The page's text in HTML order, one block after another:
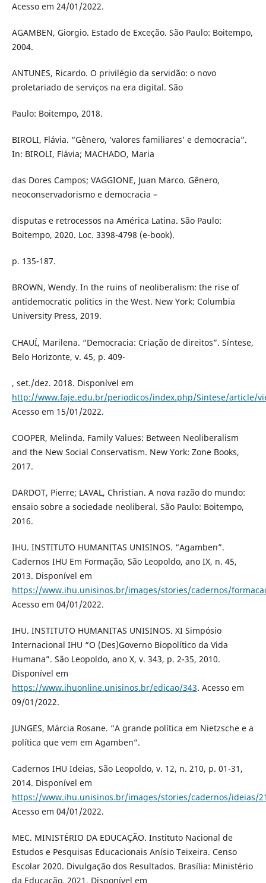
Acesso em 24/01/2022.
AGAMBEN, Giorgio. Estado de Exceção. São Paulo: Boitempo,
2004.
ANTUNES, Ricardo. O privilégio da servidão: o novo
proletariado de serviços na era digital. São
Paulo: Boitempo, 2018.
BIROLI, Flávia. “Gênero, ‘valores familiares’ e democracia”.
In: BIROLI, Flávia; MACHADO, Maria
das Dores Campos; VAGGIONE, Juan Marco. Gênero,
neoconservadorismo e democracia –
disputas e retrocessos na América Latina. São Paulo:
Boitempo, 2020. Loc. 3398-4798 (e-book).
p. 135-187.
BROWN, Wendy. In the ruins of neoliberalism: the rise of
antidemocratic politics in the West. New York: Columbia
University Press, 2019.
CHAUÍ, Marilena. “Democracia: Criação de direitos”. Síntese,
Belo Horizonte, v. 45, p. 409-
, set./dez. 2018. Disponível em
http://www.faje.edu.br/periodicos/index.php/Sintese/article/
Acesso em 15/01/2022.
COOPER, Melinda. Family Values: Between Neoliberalism
and the New Social Conservatism. New York: Zone Books,
2017.
DARDOT, Pierre; LAVAL, Christian. A nova razão do mundo:
ensaio sobre a sociedade neoliberal. São Paulo: Boitempo,
2016.
IHU. INSTITUTO HUMANITAS UNISINOS. “Agamben”.
Cadernos IHU Em Formação, São Leopoldo, ano IX, n. 45,
2013. Disponível em
https://www.ihu.unisinos.br/images/stories/cadernos/
Acesso em 04/01/2022.
IHU. INSTITUTO HUMANITAS UNISINOS. XI Simpósio
Internacional IHU “O (Des)Governo Biopolítico da Vida
Humana”. São Leopoldo, ano X, v. 343, p. 2-35, 2010.
Disponível em
https://www.ihuonline.unisinos.br/edicao/343. Acesso em
09/01/2022.
JUNGES, Márcia Rosane. “A grande política em Nietzsche e a
política que vem em Agamben”.
Cadernos IHU Ideias, São Leopoldo, v. 12, n. 210, p. 01-31,
2014. Disponível em
https://www.ihu.unisinos.br/images/stories/cadernos/ideias/
Acesso em 04/01/2022.
MEC. MINISTÉRIO DA EDUCAÇÃO. Instituto Nacional de
Estudos e Pesquisas Educacionais Anísio Teixeira. Censo
Escolar 2020. Divulgação dos Resultados. Brasília: Ministério
da Educação, 2021. Disponível em